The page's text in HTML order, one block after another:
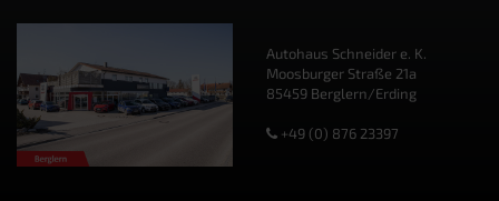
Autohaus Schneider e. K.
Moosburger Straße 21a
85459 Berglern/Erding
+49 (0) 876 23397